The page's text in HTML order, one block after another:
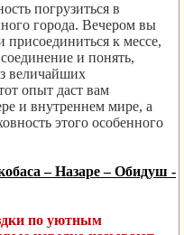
погрузиться в
города. Вечером вы
присоединиться к мессе,
и понять,
величайших
опыт даст вам
и внутреннем мире, а
этого особенного
– Назаре – Обидуш -
по уютным